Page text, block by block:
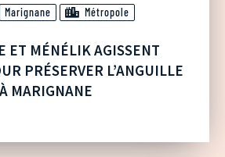
Marignane Métropole
ET MÉNÉLIK AGISSENT
PRÉSERVER L’ANGUILLE
MARIGNANE